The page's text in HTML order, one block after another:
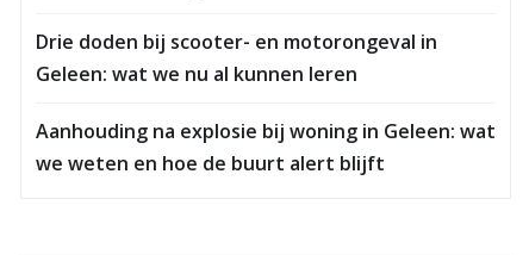
Drie doden bij scooter- en motorongeval in
Geleen: wat we nu al kunnen leren
Aanhouding na explosie bij woning in Geleen: wat
we weten en hoe de buurt alert blijft